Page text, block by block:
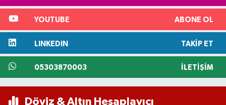
YOUTUBE ABONE OL
LINKEDIN TAKIP ET
05303870003 İLETIŞIM
Döviz & Altın Hesaplayıcı